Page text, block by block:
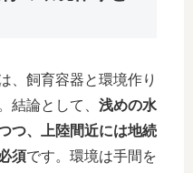
、飼育容器と環境作り
結論として、 浅めの水
つ、上陸間近には地続
須です。環境は手間を